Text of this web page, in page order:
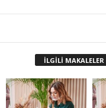
İLGİLİ MAKALELER